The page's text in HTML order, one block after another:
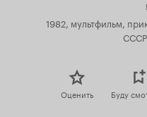
1982, мультфильм,
Оценить Буду